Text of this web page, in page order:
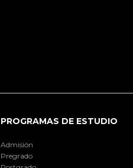
PROGRAMAS DE ESTUDIO
Admisión
Pregrado